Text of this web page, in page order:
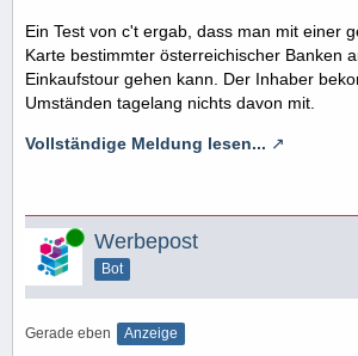
Ein Test von c't ergab, dass man mit einer
Karte bestimmter österreichischer Banken
Einkaufstour gehen kann. Der Inhaber
Umständen tagelang nichts davon mit.
Vollständige Meldung lesen...
Online Werbepost
Bot
Gerade eben Anzeige